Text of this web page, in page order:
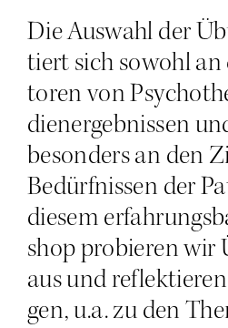
Die Aus­wahl der
tiert sich sowohl
to­ren von
di­en­ergeb­nis­sen
beson­ders an den
Bedürf­nis­sen der
die­sem
shop pro­bie­ren wir
aus und
gen, u.a. zu den